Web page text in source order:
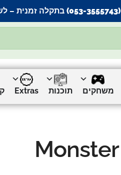
–
משחקים תוכנות Extras